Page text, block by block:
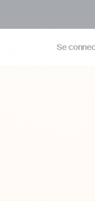
Se